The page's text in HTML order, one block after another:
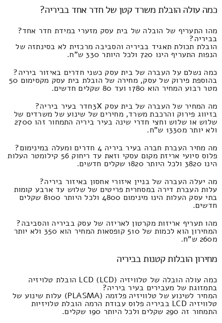
כמה עולה הובלת משרד קטן של חדר אחד בביריה?
מהו התעריף של הובלה של בית עסק מזערי במידת חדר אחד?
בביריה?
הובלת תכולת תאגיד בביריה והסביבה מרכזית לא בסינתזה של
הנפות התעריף הינו 720 ולכל היותר 330 ש"ח.
כמה נשלם על העברה של בית עסק כשני חדרים באיזור ביריה?
בהוספת פירוק של עסק, מחירה של הובלת בית עסק מקסימום 50
מטר רבוע המחיר הוא 1780 ועד 80 שקלים חדשים.
מה המחיר של העברה של בית עסק 3Xחדר בעיר ביריה?
בזיווג פירוק והרכבת משרד, מחירים של שינוע של משרדים של
שלוש או שלוש וחצי חדרי שינה בעיר ביריה התמחור זהו 2700
ולא יותר מ1330 ש"ח.
מה מחיר העברת חברה בעיר ביריה 4 חדרים ומעלה במינימום?
פלוס סיועי אריזת מקום עסקי וזאת עד ריחוק 56 קילומטר העלות
הינו 3820 ולכל היותר 1820 שקלים חדשים.
מה יעלה העברה של בניין איזורי אחסון באיזור ביריה?
עלות העברת דירה במסחרית פריטים של שלוש עד ארבע קומות
בתי עסק העלות הינו מינימום 4800 ולכל היותר 8100 שקלים
חדשים.
מהו תעריף אריזות מקרטון לאריזה של עסק בביריה והסביבה?
המחירון הוא לכמות של 510 קופסאות המחיר הוא 350 ולא יותר
מ260 ש"ח.
מחירון הובלות קטנות בביריה
כמה עולה הובלה של טלוויזיה LCD (LCD) הובלת טלויזיה
בתמזוגת של מעבירים בעיר ביריה?
המחיר לשינוע של טלוויזיה פלזמה (PLASMA) עלות שינוע של
טלוויזיה LCD בביריה פלוס עבודת הרמה הובלת טלויזיות
התמחור זה 290 שקלים ולכל היותר 190 שקלים.